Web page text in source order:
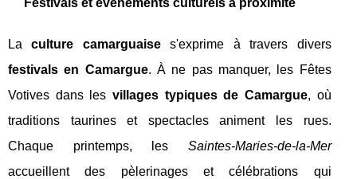
Laculture camarguaises'exprime à travers divers
festivals en Camargue. À ne pas manquer, les Fêtes
Votives dans les villages typiques de Camargue, où
traditions taurines et spectacles animent les rues.
Chaque printemps, les Saintes-Maries-de-la-Mer
accueillent des pèlerinages et célébrations qui